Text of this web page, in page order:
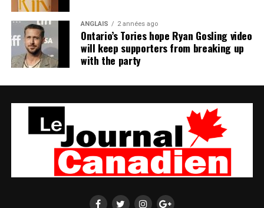
ANGLAIS 2 années ago
Ontario’s Tories hope Ryan Gosling video
will keep supporters from breaking up
with the party